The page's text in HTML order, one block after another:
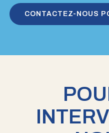
CONTACTEZ-NOUS